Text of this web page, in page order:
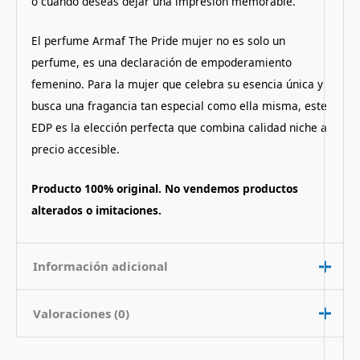
El perfume Armaf The Pride mujer no es solo un
perfume, es una declaración de empoderamiento
femenino. Para la mujer que celebra su esencia única y
busca una fragancia tan especial como ella misma, este
EDP es la elección perfecta que combina calidad niche a
precio accesible.
Producto 100% original. No vendemos productos
alterados o imitaciones.
Información adicional
Contenido
Valoraciones (0)